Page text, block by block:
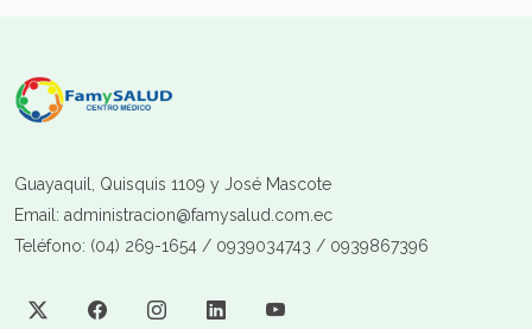
Guayaquil, Quisquis 1109 y José Mascote
Email: administracion@famysalud.com.ec
Teléfono: (04) 269-1654 / 0939034743 / 0939867396